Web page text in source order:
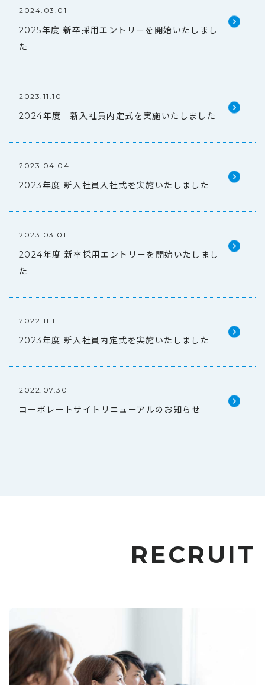
2024.03.01
2025年度 新卒採用エントリーを開始いたしまし
た
2023.11.10
2024年度 新入社員内定式を実施いたしました
2023.04.04
2023年度 新入社員入社式を実施いたしました
2023.03.01
2024年度 新卒採用エントリーを開始いたしまし
た
2022.11.11
2023年度 新入社員内定式を実施いたしました
2022.07.30
コーポレートサイトリニューアルのお知らせ
RECRUIT